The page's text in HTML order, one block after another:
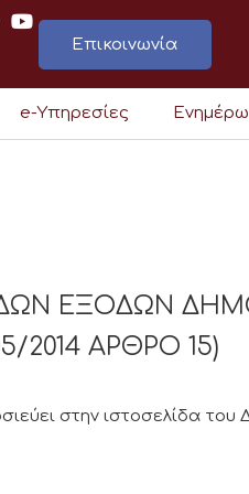
Επικοινωνία
e-Υπηρεσίες
ΕΞΟΔΩΝ
2014 ΑΡΘΡΟ 15)
στην ιστοσελίδα του